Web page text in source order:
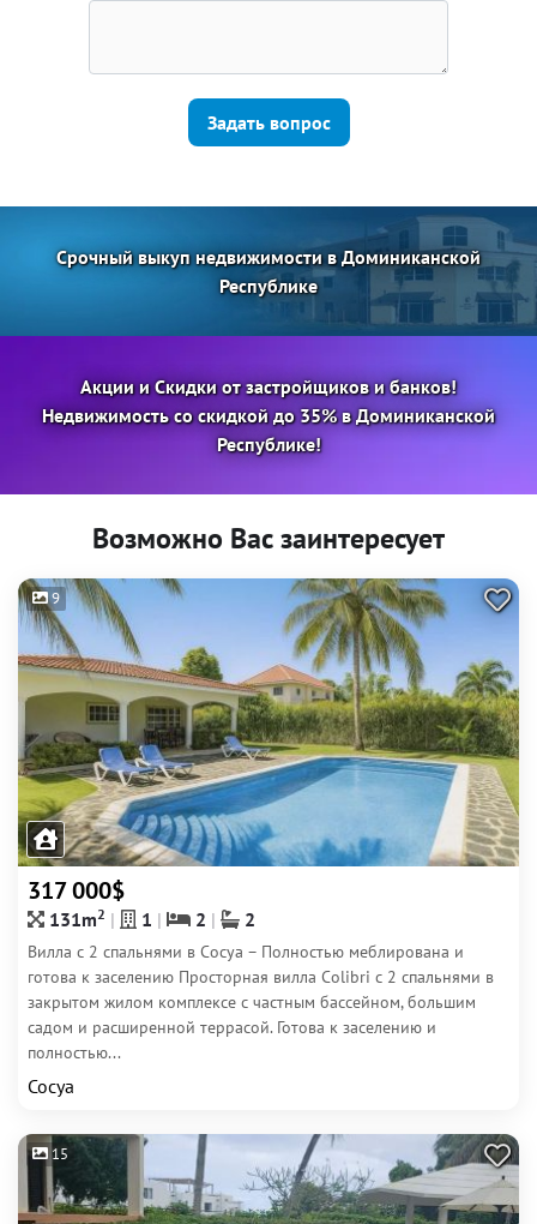
Задать вопрос
Срочный выкуп недвижимости в Доминиканской
Республике
Акции и Скидки от застройщиков и банков!
Недвижимость со скидкой до 35% в Доминиканской
Республике!
Возможно Вас заинтересует
9
317 000$
131m2 1 2 2
Вилла с 2 спальнями в Сосуа – Полностью меблирована и
готова к заселению Просторная вилла Colibri с 2 спальнями в
закрытом жилом комплексе с частным бассейном, большим
садом и расширенной террасой. Готова к заселению и
полностью...
Сосуа
15